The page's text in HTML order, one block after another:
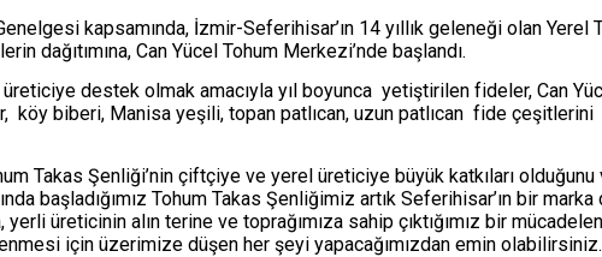
kapsamında, İzmir-Seferihisar’ın 14 yıllık geleneği olan
dağıtımına, Can Yücel Tohum Merkezi’nde başlandı.
destek olmak amacıyla yıl boyunca yetiştirilen fideler, Can
köy biberi, Manisa yeşili, topan patlıcan, uzun patlıcan fide
Takas Şenliği’nin çiftçiye ve yerel üreticiye büyük katkıları
başladığımız Tohum Takas Şenliğimiz artık Seferihisar’ın bir
yerli üreticinin alın terine ve toprağımıza sahip çıktığımız bir
için üzerimize düşen her şeyi yapacağımızdan emin